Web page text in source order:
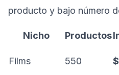
producto y bajo número
Nicho Productos
Films
550